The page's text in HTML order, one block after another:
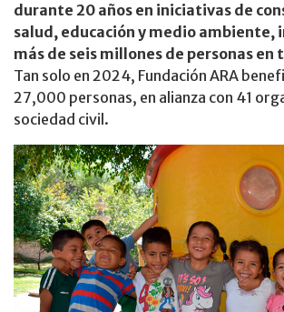
durante 20 años en iniciativas de
salud, educación y medio ambiente,
más de seis millones de personas en
Tan solo en 2024, Fundación ARA
27,000 personas, en alianza con 41
sociedad civil.